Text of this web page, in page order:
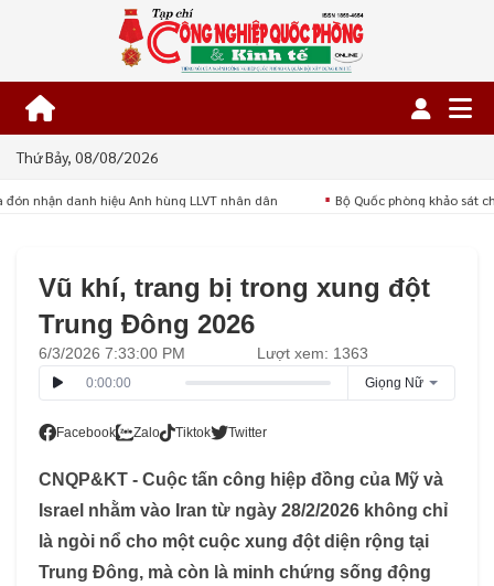
Thứ Bảy, 08/08/2026
nhận danh hiệu Anh hùng LLVT nhân dân ■ Bộ Quốc phòng khảo sát
Vũ khí, trang bị trong xung đột
Trung Đông 2026
6/3/2026 7:33:00 PM
0:00:00 Giọng Nữ
Lượt xem: 1363
Facebook Zalo Tiktok Twitter
CNQP&KT - Cuộc tấn công hiệp đồng của Mỹ và
Israel nhằm vào Iran từ ngày 28/2/2026 không chỉ
là ngòi nổ cho một cuộc xung đột diện rộng tại
Trung Đông, mà còn là minh chứng sống động